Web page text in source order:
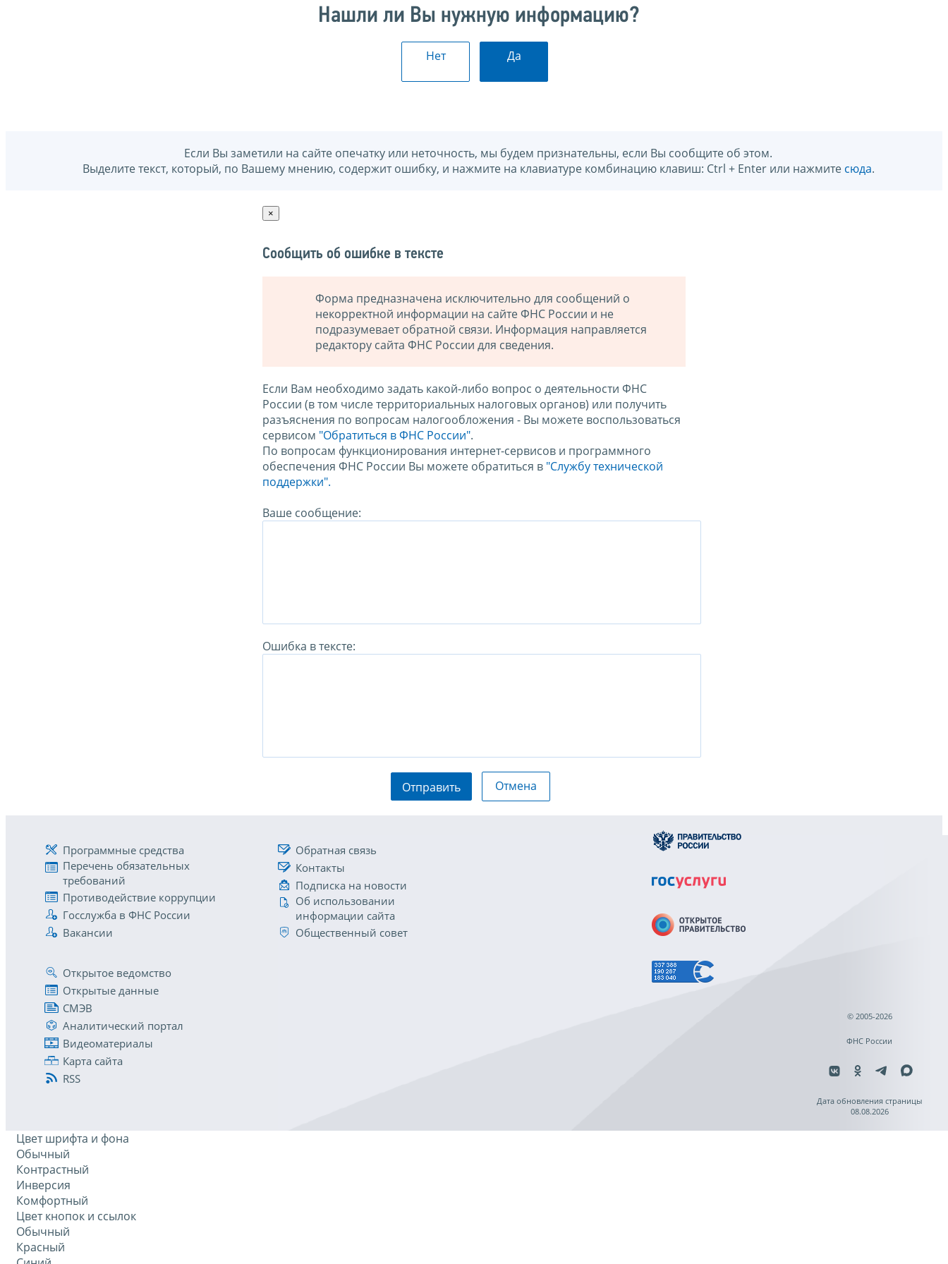
Нашли ли Вы нужную информацию?
Нет Да
Если Вы заметили на сайте опечатку или неточность, мы будем признательны, если Вы сообщите об этом.
Выделите текст, который, по Вашему мнению, содержит ошибку, и нажмите на клавиатуре комбинацию клавиш: Ctrl + Enter или нажмите сюда.
×
Сообщить об ошибке в тексте
Форма предназначена исключительно для сообщений о
некорректной информации на сайте ФНС России и не
подразумевает обратной связи. Информация направляется
редактору сайта ФНС России для сведения.
Если Вам необходимо задать какой-либо вопрос о деятельности ФНС
России (в том числе территориальных налоговых органов) или получить
разъяснения по вопросам налогообложения - Вы можете воспользоваться
сервисом "Обратиться в ФНС России".
По вопросам функционирования интернет-сервисов и программного
обеспечения ФНС России Вы можете обратиться в "Службу технической
поддержки".
Ваше сообщение:
Ошибка в тексте:
Отправить Отмена
Программные средства
Перечень обязательных
требований
Противодействие коррупции
Госслужба в ФНС России
Вакансии
Обратная связь
Контакты
Подписка на новости
Об использовании
информации сайта
Общественный совет
Открытое ведомство
Открытые данные
СМЭВ
Аналитический портал
Видеоматериалы
Карта сайта
RSS
© 2005-2026
ФНС России
Дата обновления страницы
08.08.2026
Цвет шрифта и фона
Обычный
Контрастный
Инверсия
Комфортный
Цвет кнопок и ссылок
Обычный
Красный